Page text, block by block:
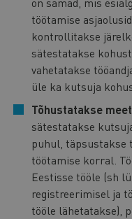
töötamise
kontrollitakse
sätestatakse
vahetatakse
üle ka kutsuja
Tõhustatakse
sätestatakse
puhul, täpsustakse
töötamise korral.
Eestisse tööle (sh
registreerimisel ja
tööle lähetatakse),